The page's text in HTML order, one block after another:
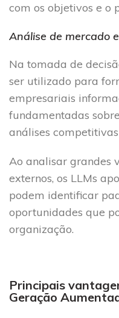
com os objetivos e o
Análise de mercado
Na tomada de
ser utilizado para
empresariais
fundamentadas
análises
Ao analisar grandes
externos, os LLMs
podem identificar
oportunidades que
organização.
Principais
Geração